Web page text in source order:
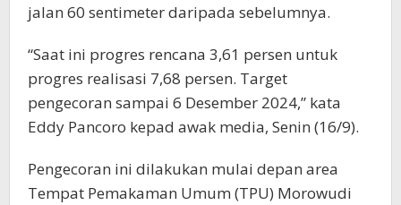
jalan 60 sentimeter daripada sebelumnya.
“Saat ini progres rencana 3,61 persen untuk
progres realisasi 7,68 persen. Target
pengecoran sampai 6 Desember 2024,” kata
Eddy Pancoro kepad awak media, Senin (16/9).
Pengecoran ini dilakukan mulai depan area
Tempat Pemakaman Umum (TPU) Morowudi